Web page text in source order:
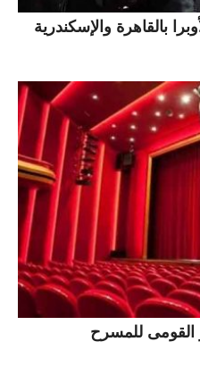
بالقاهرة والإسكندرية